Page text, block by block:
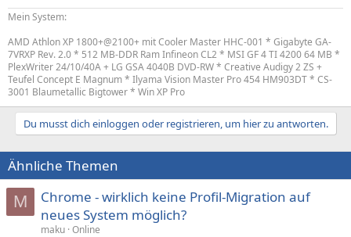
Mein System:
AMD Athlon XP 1800+@2100+ mit Cooler Master HHC-001 * Gigabyte GA-
7VRXP Rev. 2.0 * 512 MB-DDR Ram Infineon CL2 * MSI GF 4 TI 4200 64 MB *
PlexWriter 24/10/40A + LG GSA 4040B DVD-RW * Creative Audigy 2 ZS +
Teufel Concept E Magnum * Ilyama Vision Master Pro 454 HM903DT * CS-
3001 Blaumetallic Bigtower * Win XP Pro
Du musst dich einloggen oder registrieren, um hier zu antworten.
Ähnliche Themen
M
Chrome - wirklich keine Profil-Migration auf
neues System möglich?
maku Online